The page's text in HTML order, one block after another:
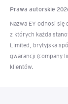
Prawa autorskie
Nazwa EY odnosi się
z których każda
Limited, brytyjska
gwarancji (company
klientów.